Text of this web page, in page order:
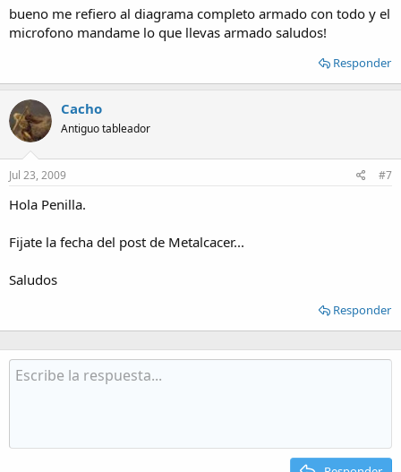
bueno me refiero al diagrama completo armado con todo y el
microfono mandame lo que llevas armado saludos!
Responder
Cacho
Antiguo tableador
Jul 23, 2009 #7
Hola Penilla.
Fijate la fecha del post de Metalcacer...
Saludos
Responder